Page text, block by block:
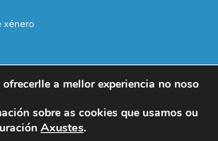
xénero
a mellor experiencia no noso
sobre as cookies que usamos ou
Axustes.